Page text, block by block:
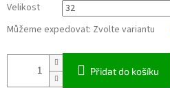
cena:
Velikost
Můžeme expedovat: Zvolte variantu
Přidat do košíku